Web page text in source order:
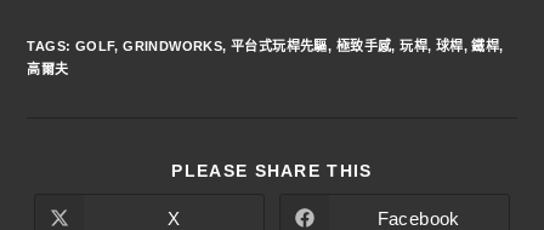
TAGS: GOLF, GRINDWORKS, 平台式玩桿先驅, 極致手感, 玩桿, 球桿, 鐵桿,
高爾夫
PLEASE SHARE THIS
X Facebook